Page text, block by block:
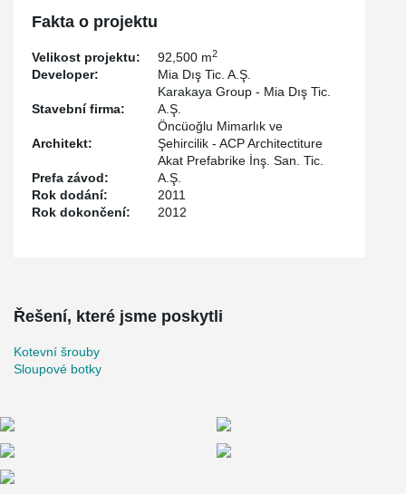
Fakta o projektu
Velikost projektu: 92,500 m2
Developer: Mia Dış Tic. A.Ş.
Stavební firma:
Karakaya Group - Mia Dış Tic.
A.Ş.
Architekt:
Öncüoğlu Mimarlık ve
Şehircilik - ACP Architectiture
Prefa závod:
Akat Prefabrike İnş. San. Tic.
A.Ş.
Rok dodání:
2011
Rok dokončení:
2012
Řešení, které jsme poskytli
Kotevní šrouby
Sloupové botky